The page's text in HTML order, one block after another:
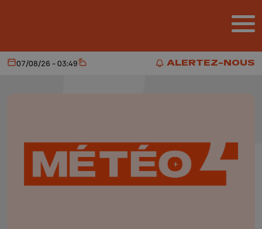
ALERTEZ-NOUS
ALERTEZ-NOUS
Aujourd'hui
07/08/26 - 03:49 Météo